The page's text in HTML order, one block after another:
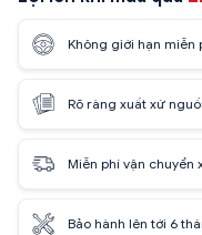
Không giới hạn miễn
Rõ ràng xuất xứ
Miễn phí vận chuyển
Bảo hành lên tới 6